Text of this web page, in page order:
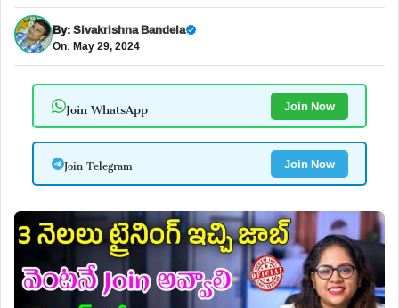
By:Sivakrishna Bandela
On: May 29, 2024
Join WhatsApp Join Now
Join Telegram Join Now